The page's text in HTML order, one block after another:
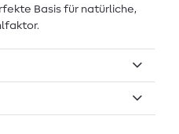
Basis für natürliche,